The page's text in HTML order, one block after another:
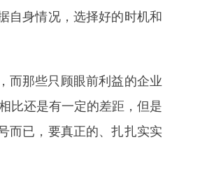
自身情况，选择好的时机和
而那些只顾眼前利益的企业
比还是有一定的差距，但是
而已，要真正的、扎扎实实